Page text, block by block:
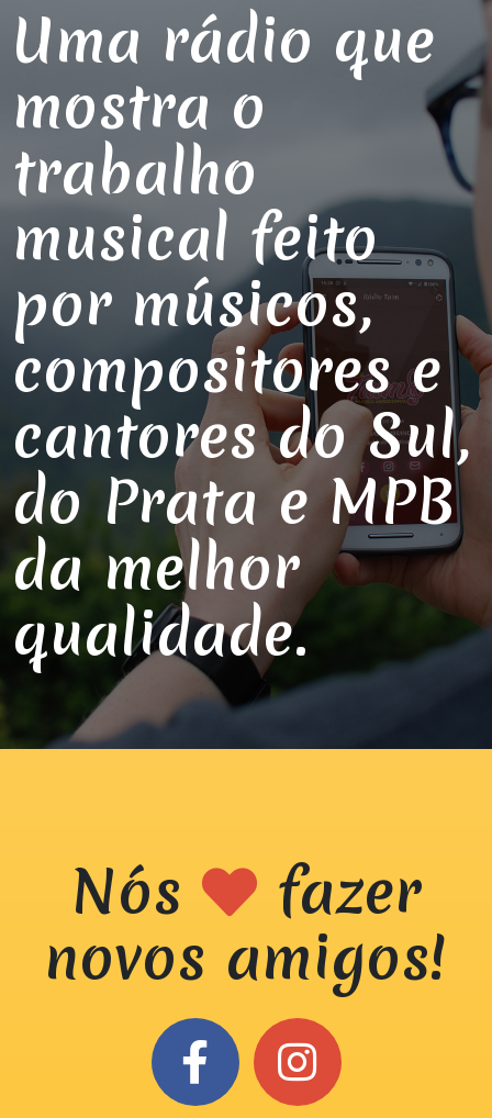
Uma rádio que
mostra o
trabalho
musical feito
por músicos,
compositores e
cantores do Sul,
do Prata e MPB
da melhor
qualidade.
Nós
fazer
novos amigos!